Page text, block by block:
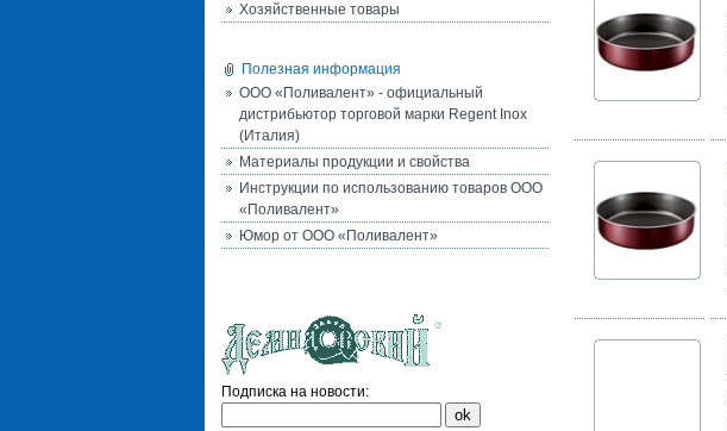
Хозяйственные товары
Полезная информация
ООО «Поливалент» - официальный
дистрибьютор торговой марки Regent Inox
(Италия)
Материалы продукции и свойства
Инструкции по использованию товаров ООО
«Поливалент»
Юмор от ООО «Поливалент»
Подписка на новости: